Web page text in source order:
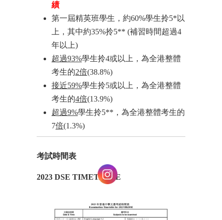
績
第一屆精英班學生，約60%學生拎5*以
上，其中約35%拎5** (補習時間超過4
年以上)
超過93%學生拎4或以上，為全港整體
考生的2倍(38.8%)
接近59%學生拎5或以上，為全港整體
考生的4倍(13.9%)
超過9%學生拎5**，為全港整體考生的
7倍(1.3%)
考試時間表
2023 DSE TIMETABLE